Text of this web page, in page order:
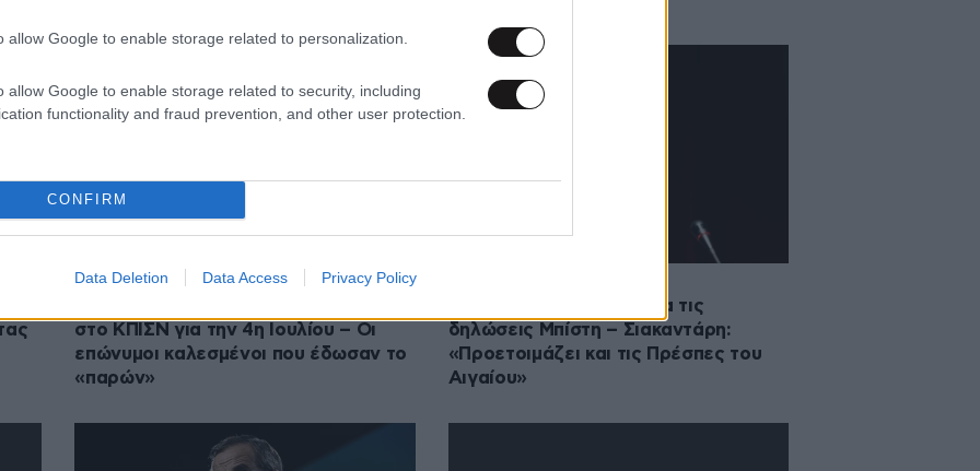
allow Google to enable storage related to personalization.
allow Google to enable storage related to security, including
functionality and fraud prevention, and other user protection.
CONFIRM
Data Deletion Data Access Privacy Policy
02·07·2026 23:20
στο ΚΠΙΣΝ για την 4η Ιουλίου – Οι
επώνυμοι καλεσμένοι που έδωσαν το
«παρών»
Σαμαράς κατά Τσίπρα για τις
δηλώσεις Μπίστη – Σιακαντάρη:
«Προετοιμάζει και τις Πρέσπες του
Αιγαίου»